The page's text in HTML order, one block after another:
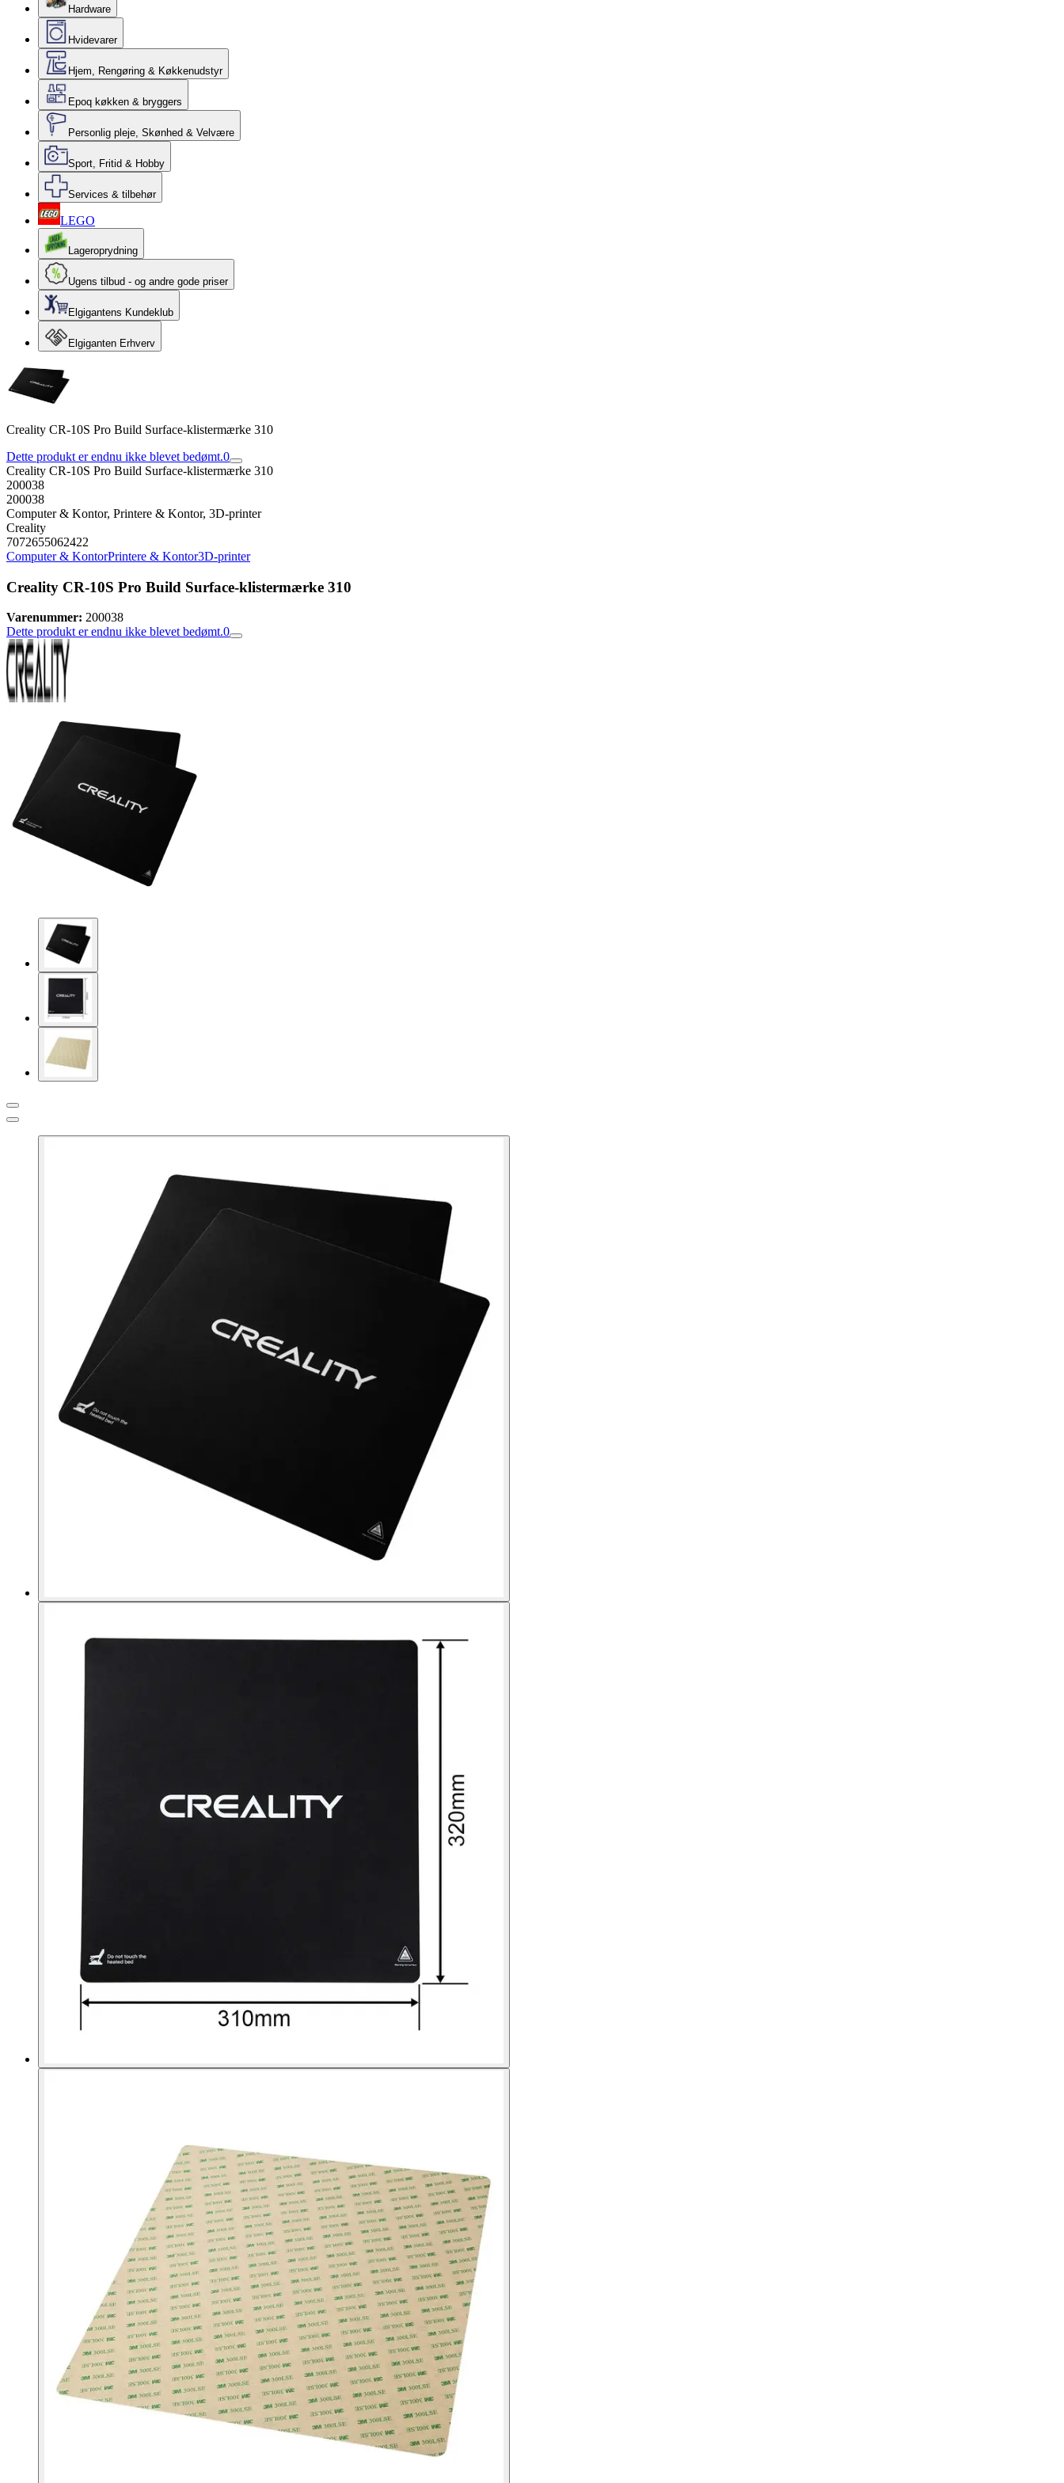
Hardware
Hvidevarer
Hjem, Rengøring & Køkkenudstyr
Epoq køkken & bryggers
Personlig pleje, Skønhed & Velvære
Sport, Fritid & Hobby
Services & tilbehør
LEGO
Lageroprydning
Ugens tilbud - og andre gode priser
Elgigantens Kundeklub
Elgiganten Erhverv
Creality CR-10S Pro Build Surface-klistermærke 310
Dette produkt er endnu ikke blevet bedømt.0
Creality CR-10S Pro Build Surface-klistermærke 310
200038
200038
Computer & Kontor, Printere & Kontor, 3D-printer
Creality
7072655062422
Computer & KontorPrintere & Kontor3D-printer
Creality CR-10S Pro Build Surface-klistermærke 310
Varenummer: 200038
Dette produkt er endnu ikke blevet bedømt.0